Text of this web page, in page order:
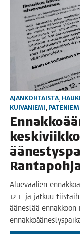
AJANKOHTAISTA,
KUIVANIEMI, PATENIEMI
Alue­vaa­lien
12.1. ja jat­kuu
äänes­tää ennak­koon